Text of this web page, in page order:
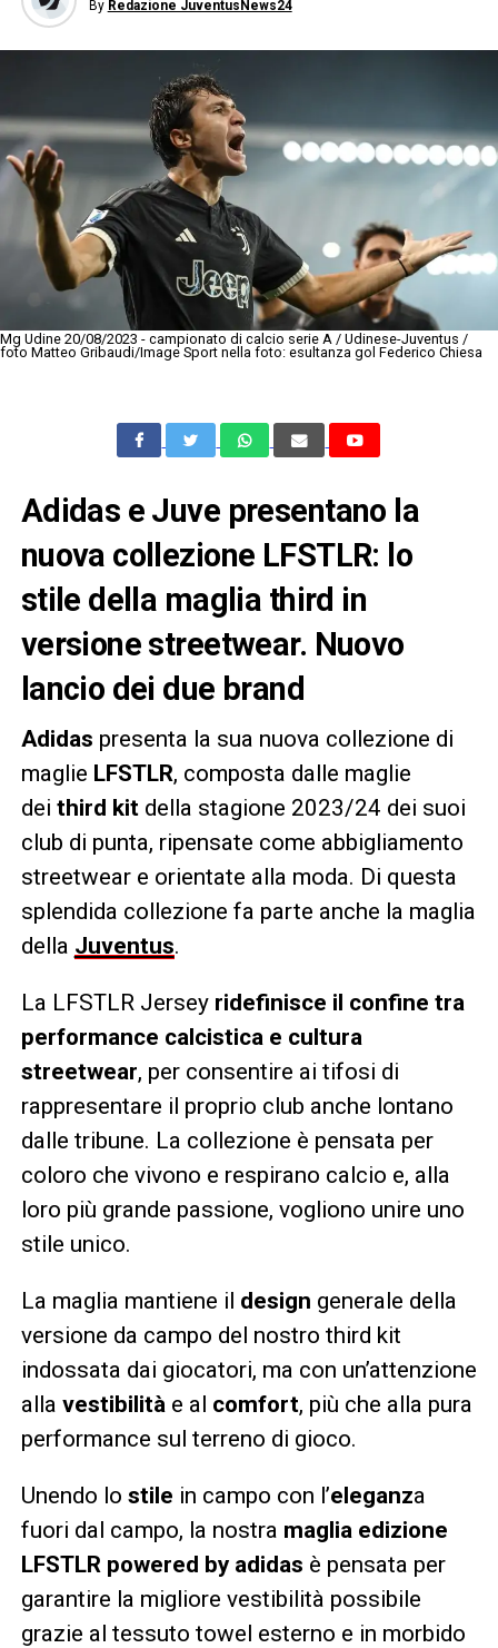
By Redazione JuventusNews24
Mg Udine 20/08/2023 - campionato di calcio serie A / Udinese-Juventus /
foto Matteo Gribaudi/Image Sport nella foto: esultanza gol Federico Chiesa
Adidas e Juve presentano la
nuova collezione LFSTLR: lo
stile della maglia third in
versione streetwear. Nuovo
lancio dei due brand
Adidas presenta la sua nuova collezione di
maglie LFSTLR, composta dalle maglie
dei third kitdella stagione 2023/24 dei suoi
club di punta, ripensate come abbigliamento
streetwear e orientate alla moda. Di questa
splendida collezione fa parte anche la maglia
della Juventus.
La LFSTLR Jersey ridefinisce il confine tra
performance calcistica e cultura
streetwear, per consentire ai tifosi di
rappresentare il proprio club anche lontano
dalle tribune. La collezione è pensata per
coloro che vivono e respirano calcio e, alla
loro più grande passione, vogliono unire uno
stile unico.
La maglia mantiene il design generale della
versione da campo del nostro third kit
indossata dai giocatori, ma con un’attenzione
alla vestibilitàe al comfort, più che alla pura
performance sul terreno di gioco.
Unendo lo stile in campo con l’eleganza
fuori dal campo, la nostra maglia edizione
LFSTLR powered by adidas è pensata per
garantire la migliore vestibilità possibile
grazie al tessuto towel esterno e in morbido